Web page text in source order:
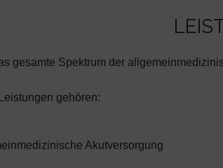
gesamte Spektrum der
gehören:
Akutversorgung